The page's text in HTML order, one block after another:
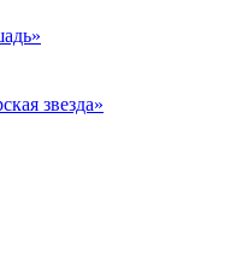
звезда»